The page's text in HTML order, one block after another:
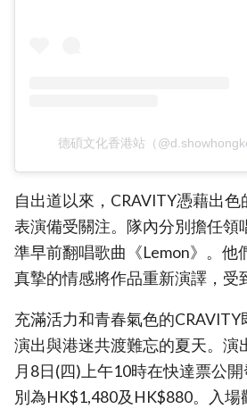
德碩文化香港站（
自出道以來，CRAVITY憑藉出
表演備受關注。隊內分別擔任領
準早前翻唱歌曲《Lemon》。他
真摯的情感將作品重新演譯，受
充滿活力和青春氣色的
演出與港迷共渡難忘的夏天。演
月8日(四)上午10時在快達票公
別為HK$1,480及HK$880。入